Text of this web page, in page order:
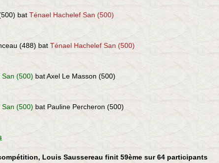
bat Ténael Hachelef San (500)
(488) bat Ténael Hachelef San (500)
(500) batAxel Le Masson (500)
(500) bat Pauline Percheron (500)
Louis Saussereau finit 59ème sur 64 participants